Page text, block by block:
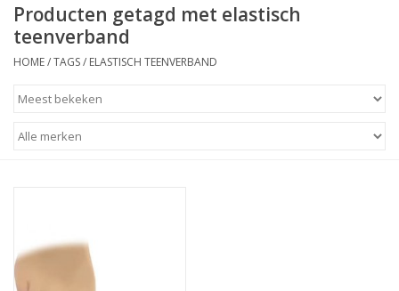
Merken
Producten getagd met elastisch
teenverband
HOME/TAGS/ ELASTISCH TEENVERBAND